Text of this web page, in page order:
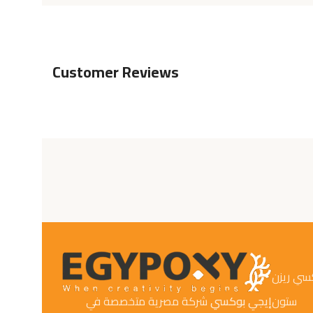
Customer Reviews
إيجي بوكسيشركة مصرية متخصصة في
ريزن
ستون